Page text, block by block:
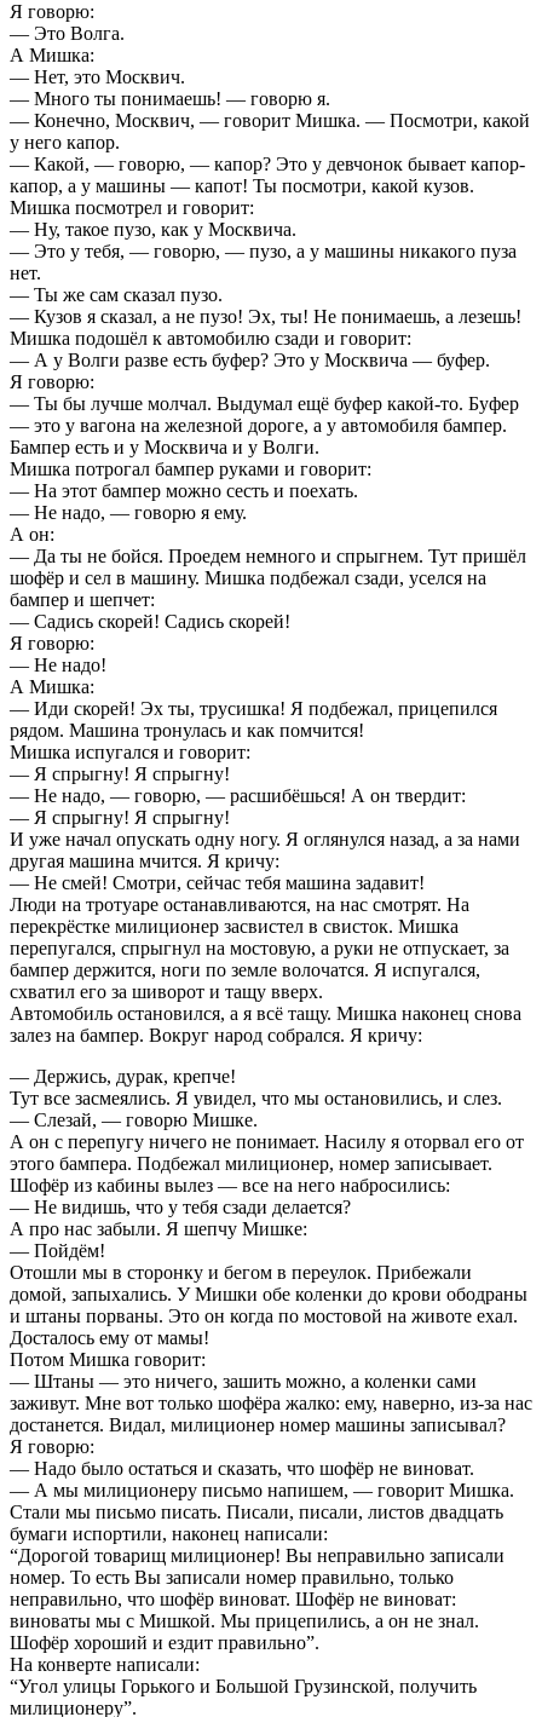
Я говорю:
— Это Волга.
А Мишка:
— Нет, это Москвич.
— Много ты понимаешь! — говорю я.
— Конечно, Москвич, — говорит Мишка. — Посмотри, какой
у него капор.
— Какой, — говорю, — капор? Это у девчонок бывает капор-
капор, а у машины — капот! Ты посмотри, какой кузов.
Мишка посмотрел и говорит:
— Ну, такое пузо, как у Москвича.
— Это у тебя, — говорю, — пузо, а у машины никакого пуза
нет.
— Ты же сам сказал пузо.
— Кузов я сказал, а не пузо! Эх, ты! Не понимаешь, а лезешь!
Мишка подошёл к автомобилю сзади и говорит:
— А у Волги разве есть буфер? Это у Москвича — буфер.
Я говорю:
— Ты бы лучше молчал. Выдумал ещё буфер какой-то. Буфер
— это у вагона на железной дороге, а у автомобиля бампер.
Бампер есть и у Москвича и у Волги.
Мишка потрогал бампер руками и говорит:
— На этот бампер можно сесть и поехать.
— Не надо, — говорю я ему.
А он:
— Да ты не бойся. Проедем немного и спрыгнем. Тут пришёл
шофёр и сел в машину. Мишка подбежал сзади, уселся на
бампер и шепчет:
— Садись скорей! Садись скорей!
Я говорю:
— Не надо!
А Мишка:
— Иди скорей! Эх ты, трусишка! Я подбежал, прицепился
рядом. Машина тронулась и как помчится!
Мишка испугался и говорит:
— Я спрыгну! Я спрыгну!
— Не надо, — говорю, — расшибёшься! А он твердит:
— Я спрыгну! Я спрыгну!
И уже начал опускать одну ногу. Я оглянулся назад, а за нами
другая машина мчится. Я кричу:
— Не смей! Смотри, сейчас тебя машина задавит!
Люди на тротуаре останавливаются, на нас смотрят. На
перекрёстке милиционер засвистел в свисток. Мишка
перепугался, спрыгнул на мостовую, а руки не отпускает, за
бампер держится, ноги по земле волочатся. Я испугался,
схватил его за шиворот и тащу вверх.
Автомобиль остановился, а я всё тащу. Мишка наконец снова
залез на бампер. Вокруг народ собрался. Я кричу:
— Держись, дурак, крепче!
Тут все засмеялись. Я увидел, что мы остановились, и слез.
— Слезай, — говорю Мишке.
А он с перепугу ничего не понимает. Насилу я оторвал его от
этого бампера. Подбежал милиционер, номер записывает.
Шофёр из кабины вылез — все на него набросились:
— Не видишь, что у тебя сзади делается?
А про нас забыли. Я шепчу Мишке:
— Пойдём!
Отошли мы в сторонку и бегом в переулок. Прибежали
домой, запыхались. У Мишки обе коленки до крови ободраны
и штаны порваны. Это он когда по мостовой на животе ехал.
Досталось ему от мамы!
Потом Мишка говорит:
— Штаны — это ничего, зашить можно, а коленки сами
заживут. Мне вот только шофёра жалко: ему, наверно, из-за нас
достанется. Видал, милиционер номер машины записывал?
Я говорю:
— Надо было остаться и сказать, что шофёр не виноват.
— А мы милиционеру письмо напишем, — говорит Мишка.
Стали мы письмо писать. Писали, писали, листов двадцать
бумаги испортили, наконец написали:
“Дорогой товарищ милиционер! Вы неправильно записали
номер. То есть Вы записали номер правильно, только
неправильно, что шофёр виноват. Шофёр не виноват:
виноваты мы с Мишкой. Мы прицепились, а он не знал.
Шофёр хороший и ездит правильно”.
На конверте написали:
“Угол улицы Горького и Большой Грузинской, получить
милиционеру”.